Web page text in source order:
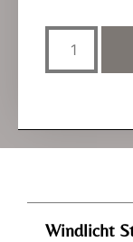
Windlicht